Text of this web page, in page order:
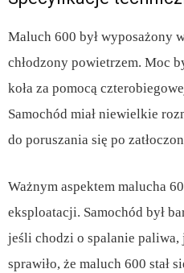
Maluch 600 był wyposażony
chłodzony powietrzem. Moc
koła za pomocą
Samochód miał niewielkie
do poruszania się po
Ważnym aspektem malucha
eksploatacji. Samochód był
jeśli chodzi o spalanie paliwa,
sprawiło, że maluch 600 stał